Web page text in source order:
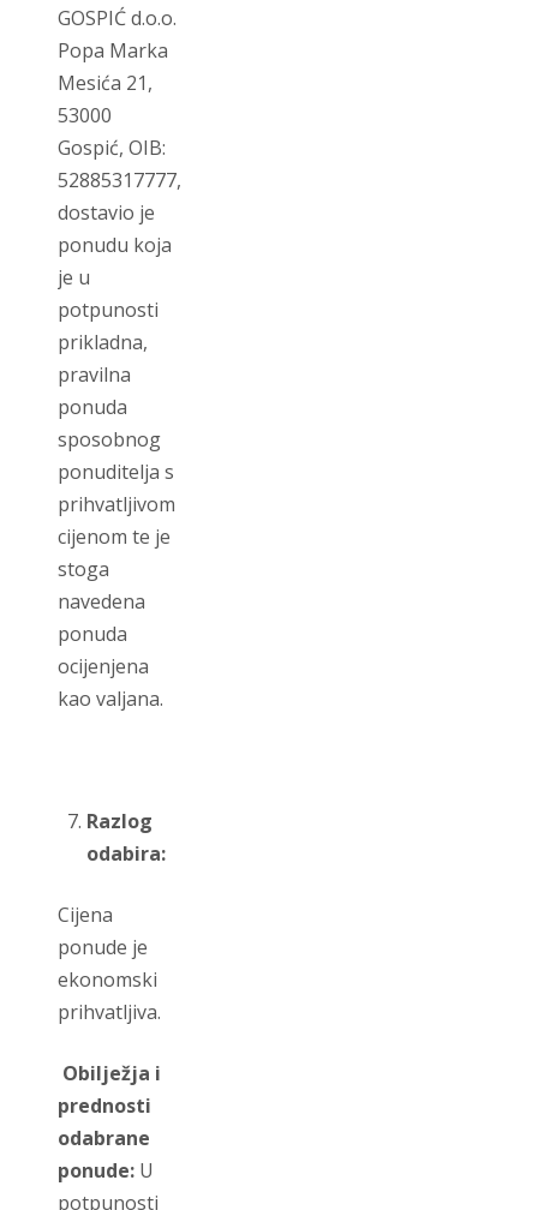
GOSPIĆ d.o.o.
Popa Marka
Mesića 21,
53000
Gospić, OIB:
52885317777,
dostavio je
ponudu koja
je u
potpunosti
prikladna,
pravilna
ponuda
sposobnog
ponuditelja s
prihvatljivom
cijenom te je
stoga
navedena
ponuda
ocijenjena
kao valjana.
Razlog
odabira:
Cijena
ponude je
ekonomski
prihvatljiva.
Obilježja i
prednosti
odabrane
ponude: U
potpunosti